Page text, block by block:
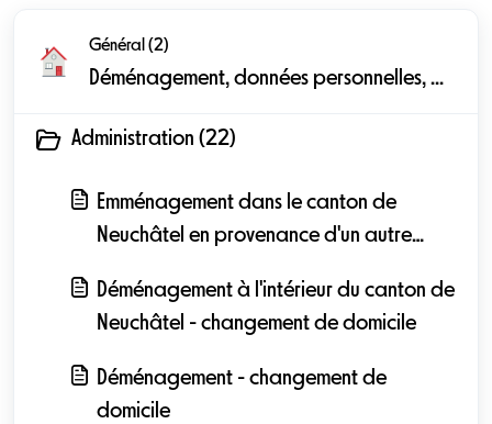
Général (2)
Déménagement, données personnelles, ...
Administration (22)
Emménagement dans le canton de
Neuchâtel en provenance d'un autre
Déménagement à l'intérieur du canton de
Neuchâtel - changement de domicile
Déménagement - changement de
domicile